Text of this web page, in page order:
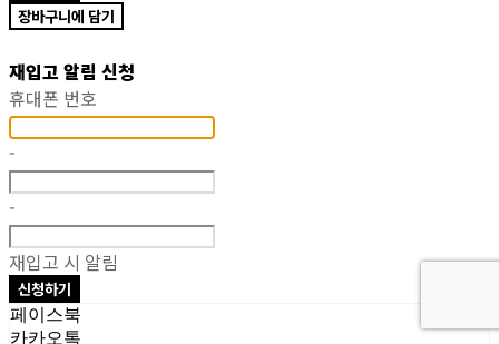
장바구니에 담기
재입고 알림 신청
휴대폰 번호
-
-
재입고 시 알림
신청하기
페이스북
카카오톡